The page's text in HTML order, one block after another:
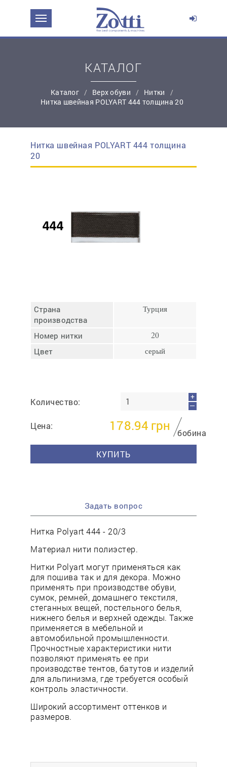
простую регистрацию
КАТАЛОГ
Каталог Верх обуви
Нитки
Нитка швейная POLYART 444 толщина 20
Нитка швейная POLYART 444 толщина
20
Страна
производства
Турция
Номер нитки 20
Цвет серый
Количество:
+
—
Цена: 178.94 грн
бобина
КУПИТЬ
Задать вопрос
Нитка Polyart 444 - 20/3
Материал нити полиэстер.
Нитки Polyart могут применяться как
для пошива так и для декора. Можно
применять при производстве обуви,
сумок, ремней, домашнего текстиля,
стеганных вещей, постельного белья,
нижнего белья и верхней одежды. Также
применяется в мебельной и
автомобильной промышленности.
Прочностные характеристики нити
позволяют применять ее при
производстве тентов, батутов и изделий
для альпинизма, где требуется особый
контроль эластичности.
Широкий ассортимент оттенков и
размеров.
ЗАДАТЬ ВОПРОС О ПРОДУКТЕ
Эл. почта:*
Контактный телефон:*
Ваш вопрос: